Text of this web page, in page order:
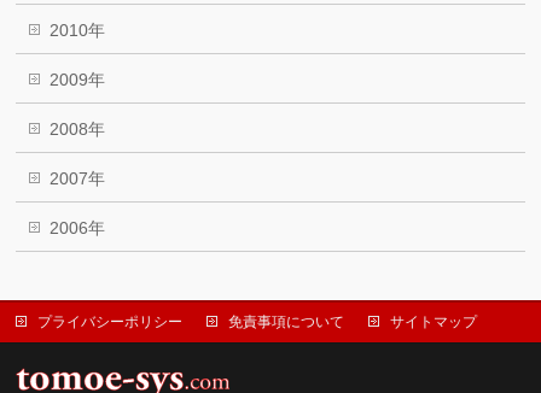
2010年
2009年
2008年
2007年
2006年
プライバシーポリシー 免責事項について サイトマップ